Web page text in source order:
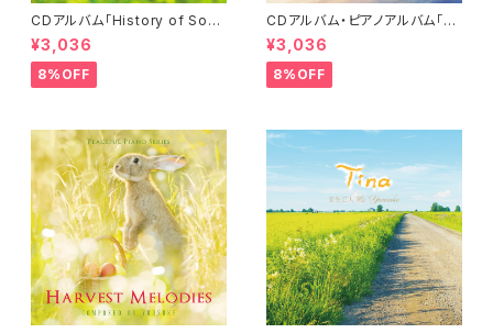
CDアルバム「History of Sou
l」-Peaceful Piano Series-
／Yuusuke
¥3,036
8%OFF
CDアルバム・ピアノアルバム「Et
ernal Harmony」／Yuusuke
¥3,036
8%OFF